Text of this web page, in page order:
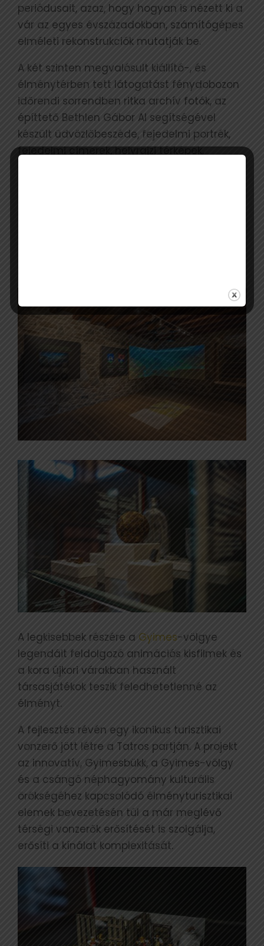
periódusait, azaz, hogy hogyan is nézett ki a
vár az egyes évszázadokban, számítógépes
elméleti rekonstrukciók mutatják be.
A két szinten megvalósult kiállító-, és
élménytérben tett látogatást fénydobozon
időrendi sorrendben ritka archív fotók, az
építtető Bethlen Gábor AI segítségével
készült üdvözlőbeszéde, fejedelmi portrék,
fejedelmi címerek, helyrajzi térképek,
A legkisebbek részére a Gyimes-völgye
legendáit feldolgozó animációs kisfilmek és
a kora újkori várakban használt
társasjátékok teszik feledhetetlenné az
élményt.
A fejlesztés révén egy ikonikus turisztikai
vonzerő jött létre a Tatros partján. A projekt
az innovatív, Gyimesbükk, a Gyimes-völgy
és a csángó néphagyomány kulturális
örökségéhez kapcsolódó élményturisztikai
elemek bevezetésén túl a már meglévő
térségi vonzerők erősítését is szolgálja,
erősíti a kínálat komplexitását.